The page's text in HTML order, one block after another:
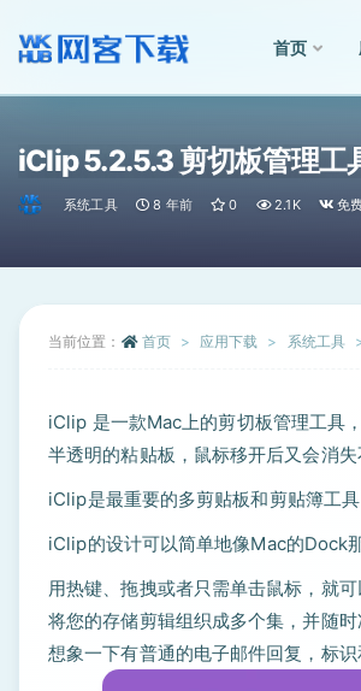
首页
iClip 5.2.5.3 剪切板管理工
系统工具 8 年前 0 2.1K 免
当前位置： 首页 应用下载 系统工具
iClip 是一款Mac上的剪切板管理工具
半透明的粘贴板，鼠标移开后又会消
iClip是最重要的多剪贴板和剪贴簿工
iClip的设计可以简单地像Mac的Dock
用热键、拖拽或者只需单击鼠标，就
将您的存储剪辑组织成多个集，并随时
想象一下有普通的电子邮件回复，标